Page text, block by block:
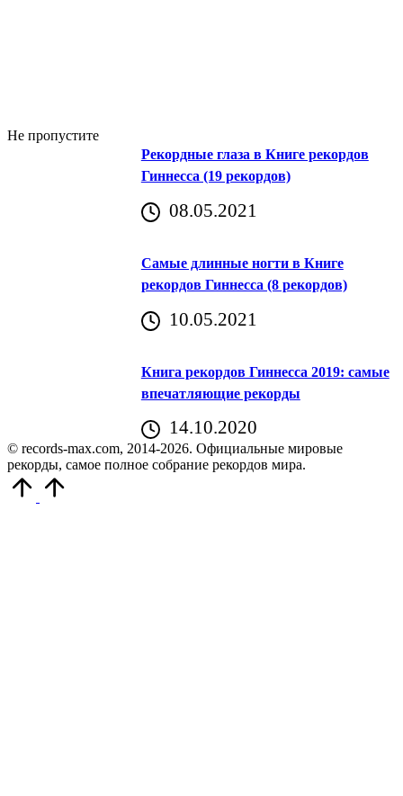
Не пропустите
Рекордные глаза в Книге рекордов
Гиннесса (19 рекордов)
08.05.2021
Самые длинные ногти в Книге
рекордов Гиннесса (8 рекордов)
10.05.2021
Книга рекордов Гиннесса 2019: самые
впечатляющие рекорды
14.10.2020
© records-max.com, 2014-2026. Официальные мировые
рекорды, самое полное собрание рекордов мира.